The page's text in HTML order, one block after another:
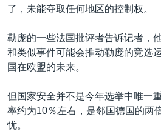
了，未能夺取任何地区的控制权。
勒庞的一些法国批评者告诉记者，
和类似事件可能会推动勒庞的竞选
国在欧盟的未来。
但国家安全并不是今年选举中唯一
率约为10％左右，是邻国德国的两
忧。